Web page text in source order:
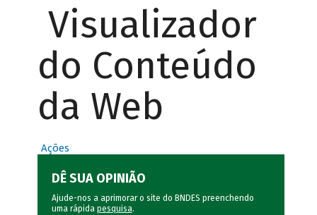
Visualizador
do Conteúdo
da Web
Ações
DÊ SUA OPINIÃO
Ajude-nos a aprimorar o site do BNDES preenchendo
uma rápida pesquisa.